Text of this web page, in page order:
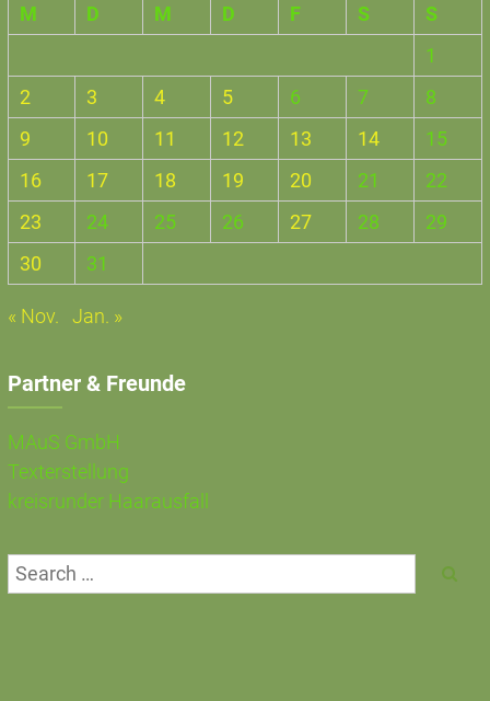
M
D M D F S
S
1
2
3 4 5 6 7
8
9
10 11 12 13 14
15
16
17 18 19 20 21
22
23
24 25 26 27 28
29
30
31
« Nov. Jan. »
Partner & Freunde
MAuS GmbH
Texterstellung
kreisrunder Haarausfall